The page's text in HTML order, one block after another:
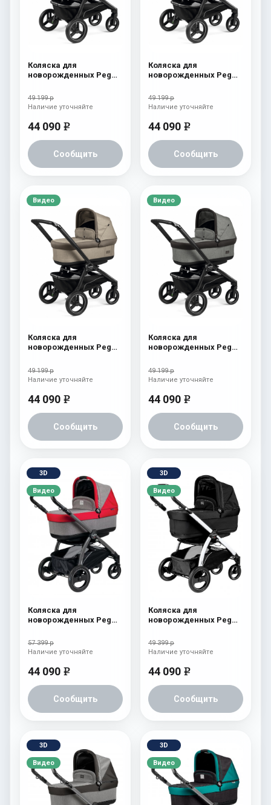
Коляска для
новорожденных Peg
Terracotta
49 199 р
44 090 e
Сообщить
Наличие уточняйте
Коляска для
новорожденных Peg
Horizon
49 199 р
44 090 e
Сообщить
Наличие уточняйте
Видео
Коляска для
новорожденных Peg
Cream
49 199 р
44 090 e
Сообщить
Наличие уточняйте
Видео
Коляска для
новорожденных Peg
Atmosphere
49 199 р
44 090 e
Сообщить
Наличие уточняйте
3D
Видео
Коляска для
новорожденных Peg
(шасси White/Black)
Tulip
57 399 р
44 090 e
Сообщить
Наличие уточняйте
3D
Видео
Коляска для
новорожденных Peg
(шасси White/Black)
Onyx
49 399 р
44 090 e
Сообщить
Наличие уточняйте
3D
Видео
3D
Видео